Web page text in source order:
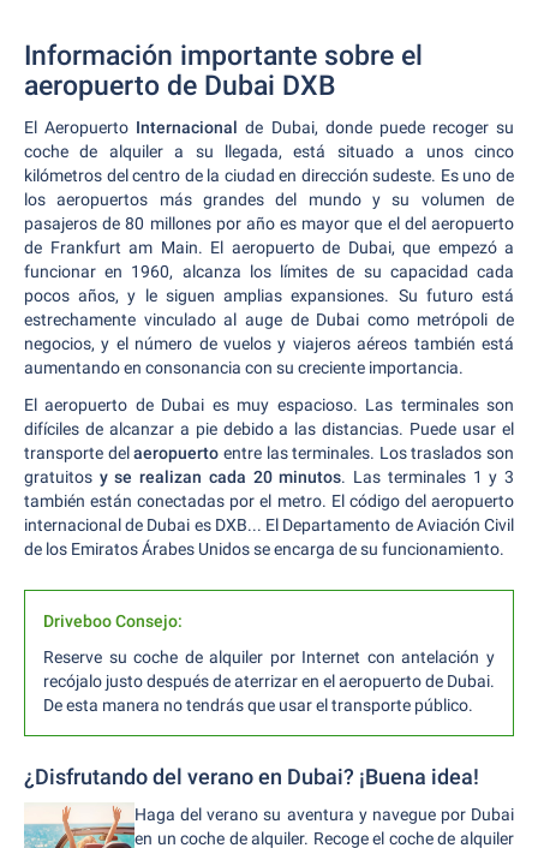
Información importante sobre el
aeropuerto de Dubai DXB
El Aeropuerto Internacionalde Dubai, donde puede recoger su
coche de alquiler a su llegada, está situado a unos cinco
kilómetros del centro de la ciudad en dirección sudeste. Es uno de
los aeropuertos más grandes del mundo y su volumen de
pasajeros de 80 millones por año es mayor que el del aeropuerto
de Frankfurt am Main. El aeropuerto de Dubai, que empezó a
funcionar en 1960, alcanza los límites de su capacidad cada
pocos años, y le siguen amplias expansiones. Su futuro está
estrechamente vinculado al auge de Dubai como metrópoli de
negocios, y el número de vuelos y viajeros aéreos también está
aumentando en consonancia con su creciente importancia.
El aeropuerto de Dubai es muy espacioso. Las terminales son
difíciles de alcanzar a pie debido a las distancias. Puede usar el
transporte delaeropuerto entre las terminales. Los traslados son
gratuitos y se realizan cada 20 minutos. Las terminales 1 y 3
también están conectadas por el metro. El código del aeropuerto
internacional de Dubai es DXB... El Departamento de Aviación Civil
de los Emiratos Árabes Unidos se encarga de su funcionamiento.
Driveboo Consejo:
Reserve su coche de alquiler por Internet con antelación y
recójalo justo después de aterrizar en el aeropuerto de Dubai.
De esta manera no tendrás que usar el transporte público.
¿Disfrutando del verano en Dubai? ¡Buena idea!
Haga del verano su aventura y navegue por Dubai
en un coche de alquiler. Recoge el coche de alquiler